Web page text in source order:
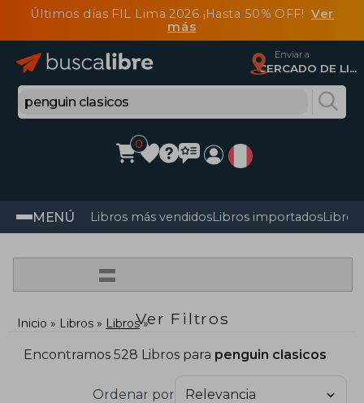
Últimos días FIL Lima 2026 ¡Hasta 50% OFF!Ver
más
Enviar a
CERCADO DE LIMA, Lima
0
MENÚ Libros más vendidosLibros importadosLibros
=
Ver Filtros
Inicio Libros Libros
Encontramos 528 Libros para penguin clasicos
Ordenar por